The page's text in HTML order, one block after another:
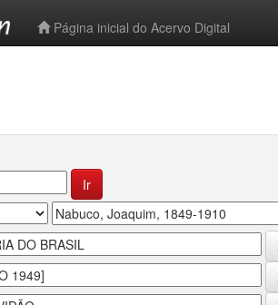
Página inicial do Acervo Digital